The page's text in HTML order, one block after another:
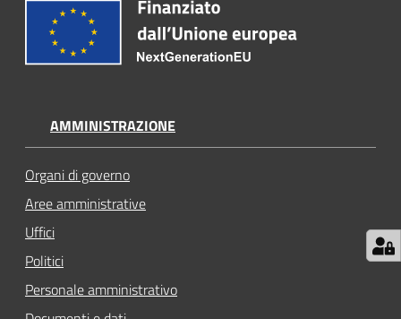
AMMINISTRAZIONE
Organi di governo
Aree amministrative
Uffici
Politici
Personale amministrativo